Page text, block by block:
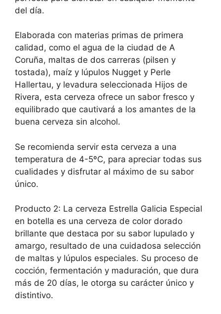
del día.
Elaborada con materias primas de primera
calidad, como el agua de la ciudad de A
Coruña, maltas de dos carreras (pilsen y
tostada), maíz y lúpulos Nugget y Perle
Hallertau, y levadura seleccionada Hijos de
Rivera, esta cerveza ofrece un sabor fresco y
equilibrado que cautivará a los amantes de la
buena cerveza sin alcohol.
Se recomienda servir esta cerveza a una
temperatura de 4-5ºC, para apreciar todas sus
cualidades y disfrutar al máximo de su sabor
único.
Producto 2: La cerveza Estrella Galicia Especial
en botella es una cerveza de color dorado
brillante que destaca por su sabor lupulado y
amargo, resultado de una cuidadosa selección
de maltas y lúpulos especiales. Su proceso de
cocción, fermentación y maduración, que dura
más de 20 días, le otorga su carácter único y
distintivo.